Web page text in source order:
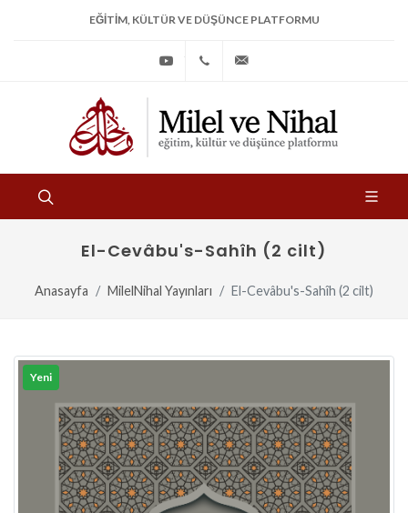
EĞITIM, KÜLTÜR VE DÜŞÜNCE PLATFORMU
Youtube +90
533
31
El-Cevâbu's-Sahîh (2 cilt)
Anasayfa MilelNihal Yayınları El-Cevâbu's-Sahîh (2 cilt)
Yeni